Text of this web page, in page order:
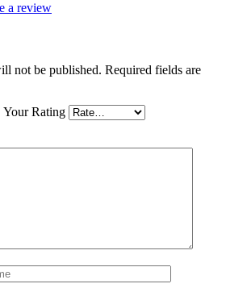
a review
not be published. Required fields are
Your Rating